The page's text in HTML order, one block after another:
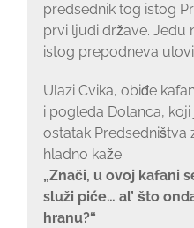
predsednik tog istog
prvi ljudi države. Jedu
istog prepodneva
Ulazi Cvika, obiđe
i pogleda Dolanca,
ostatak Predsedništva
hladno kaže:
„Znači, u ovoj kafani
služi piće… al’ što
hranu?“